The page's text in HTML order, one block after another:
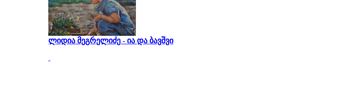
ლიდია მეგრელიძე - ია და ბავშვი